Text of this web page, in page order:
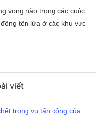
vong nào trong các cuộc
tên lửa ở các khu vực
viết
trong vụ tấn công của